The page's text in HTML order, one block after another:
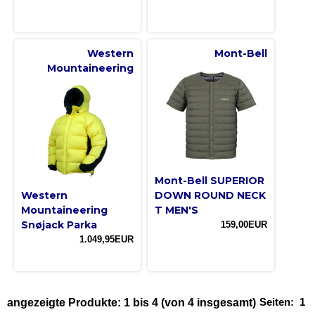
Western
Mountaineering
Western
Mountaineering
Snøjack Parka
1.049,95EUR
Mont-Bell
Mont-Bell SUPERIOR
DOWN ROUND NECK
T MEN'S
159,00EUR
Seiten: 1
angezeigte Produkte: 1 bis 4 (von 4 insgesamt)